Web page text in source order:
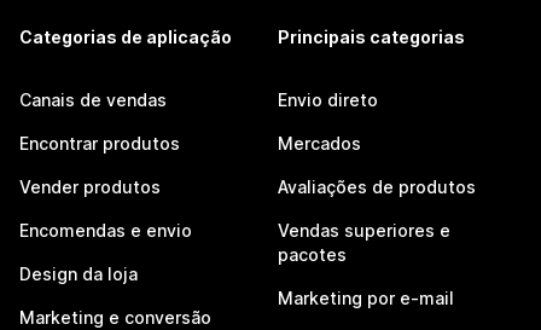
Categorias de aplicação
Canais de vendas
Encontrar produtos
Vender produtos
Encomendas e envio
Design da loja
Marketing e conversão
Principais categorias
Envio direto
Mercados
Avaliações de produtos
Vendas superiores e
pacotes
Marketing por e-mail